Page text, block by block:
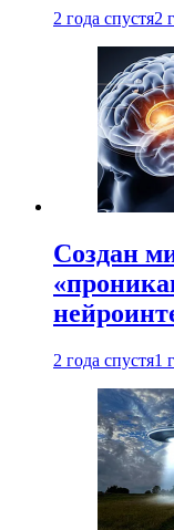
2 года спустя2
Создан
2 года спустя1